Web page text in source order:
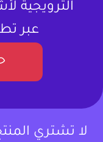
الترويجية
عبر
لا تشتري